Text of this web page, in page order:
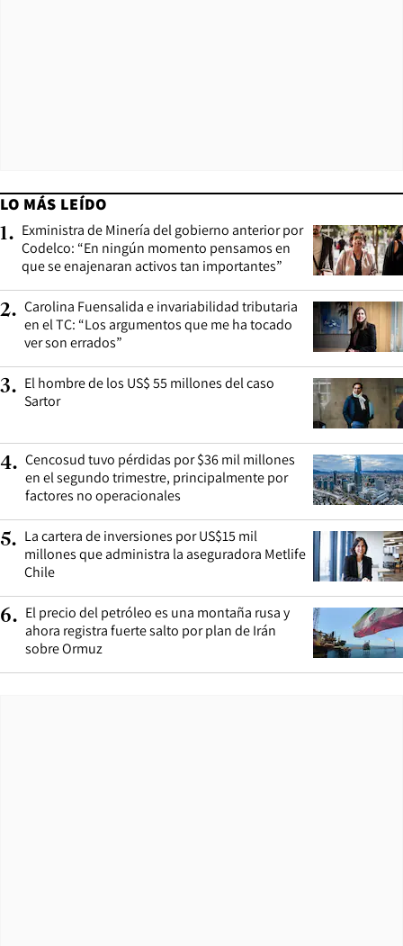
LO MÁS LEÍDO
1. Exministra de Minería del gobierno anterior por
Codelco: “En ningún momento pensamos en
que se enajenaran activos tan importantes”
2. Carolina Fuensalida e invariabilidad tributaria
en el TC: “Los argumentos que me ha tocado
ver son errados”
3. El hombre de los US$ 55 millones del caso
Sartor
4. Cencosud tuvo pérdidas por $36 mil millones
en el segundo trimestre, principalmente por
factores no operacionales
5. La cartera de inversiones por US$15 mil
millones que administra la aseguradora Metlife
Chile
6. El precio del petróleo es una montaña rusa y
ahora registra fuerte salto por plan de Irán
sobre Ormuz